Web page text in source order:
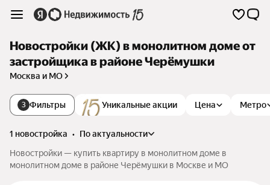
Новостройки (ЖК) в монолитном доме от
застройщика в районе Черёмушки
Москва и МО
3 Фильтры Уникальные акции Цена Метро
1 новостройка •
по актуальности
Новостройки — купить квартиру в монолитном доме в
монолитном доме в районе Черёмушки в Москве и МО